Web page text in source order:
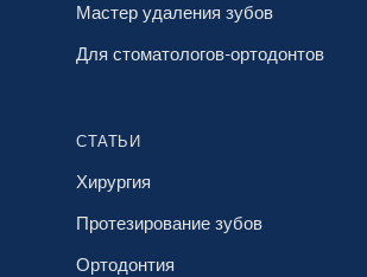
Мастер удаления зубов
Для стоматологов-ортодонтов
СТАТЬИ
Хирургия
Протезирование зубов
Ортодонтия